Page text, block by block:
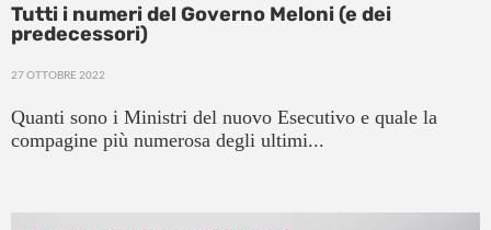
Tutti i numeri del Governo Meloni (e dei
predecessori)
27 OTTOBRE 2022
Quanti sono i Ministri del nuovo Esecutivo e quale la
compagine più numerosa degli ultimi...